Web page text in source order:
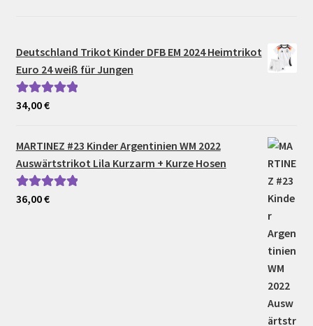
Deutschland Trikot Kinder DFB EM 2024 Heimtrikot
Euro 24 weiß für Jungen
Bewertet mit
34,00€
MARTINEZ #23 Kinder Argentinien WM 2022
Auswärtstrikot Lila Kurzarm + Kurze Hosen
Bewertet mit
36,00€